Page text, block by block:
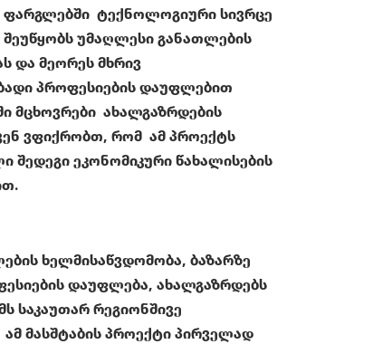
ტექნოლოგიური სივრცე
შეუწყობს უმაღლესი განათლების
და მეორეს მხრივ
პროფესიების დაუფლებით
მცხოვრები ახალგაზრდების
ვფიქრობთ, რომ ამ პროექტს
შედეგი ეკონომიკური წახალისების
ხელმისაწვდომობა, ბაზარზე
დაუფლება, ახალგაზრდებს
საკაუთარ რეგიონშივე
მასშტაბის პროექტი პირველად